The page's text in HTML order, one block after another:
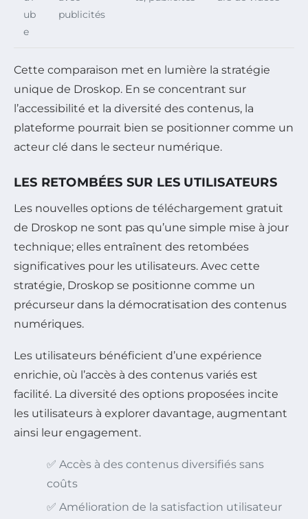
ub
e
publicités
Cette comparaison met en lumière la stratégie
unique de Droskop. En se concentrant sur
l’accessibilité et la diversité des contenus, la
plateforme pourrait bien se positionner comme un
acteur clé dans le secteur numérique.
LES RETOMBÉES SUR LES UTILISATEURS
Les nouvelles options de téléchargement gratuit
de Droskop ne sont pas qu’une simple mise à jour
technique; elles entraînent des retombées
significatives pour les utilisateurs. Avec cette
stratégie, Droskop se positionne comme un
précurseur dans la démocratisation des contenus
numériques.
Les utilisateurs bénéficient d’une expérience
enrichie, où l’accès à des contenus variés est
facilité. La diversité des options proposées incite
les utilisateurs à explorer davantage, augmentant
ainsi leur engagement.
✅ Accès à des contenus diversifiés sans
coûts
✅ Amélioration de la satisfaction utilisateur